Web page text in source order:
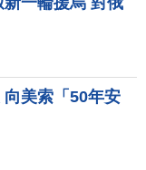
美索「50年安